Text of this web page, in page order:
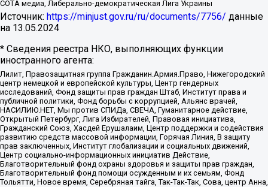
СОТА медиа, Либерально-демократическая Лига Украины
Источник: https://minjust.gov.ru/ru/documents/7756/ данные
на 13.05.2024
* Сведения реестра НКО, выполняющих функции
иностранного агента:
Лилит, Правозащитная группа Гражданин.Армия.Право, Нижегородский
центр немецкой и европейской культуры, Центр гендерных
исследований, Фонд защиты прав граждан Штаб, Институт права и
публичной политики, Фонд борьбы с коррупцией, Альянс врачей,
НАСИЛИЮ.НЕТ, Мы против СПИДа, СВЕЧА, Гуманитарное действие,
Открытый Петербург, Лига Избирателей, Правовая инициатива,
Гражданский Союз, Хасдей Ерушалаим, Центр поддержки и содействия
развитию средств массовой информации, Горячая Линия, В защиту
прав заключенных, Институт глобализации и социальных движений,
Центр социально-информационных инициатив Действие,
Благотворительный фонд охраны здоровья и защиты прав граждан,
Благотворительный фонд помощи осужденным и их семьям, Фонд
Тольятти, Новое время, Серебряная тайга, Так-Так-Так, Сова, центр Анна,